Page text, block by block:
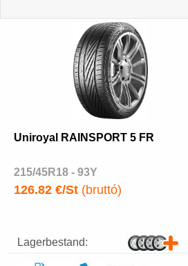
Uniroyal RAINSPORT 5 FR
215/45R18 - 93Y
126.82 €/St (bruttó)
Lagerbestand: